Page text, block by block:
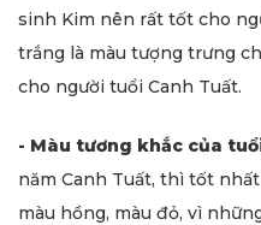
sinh Kim nên rất tốt cho
trắng là màu tượng trưng
cho người tuổi Canh Tuất.
- Màu tương khắc của
năm Canh Tuất, thì tốt
màu hồng, màu đỏ, vì